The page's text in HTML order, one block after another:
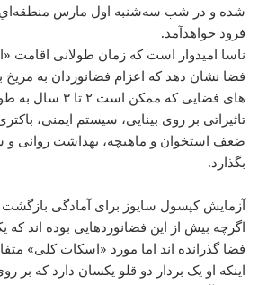
شده و در شب سه‌شنبه اول مارس منطقه‌اي
فرود خواهد‌آمد.
ناسا امیدوار است که زمان طولانی اقامت
فضا نشان دهد که اعزام فضانوردان به مریخ
های فضایی که ممکن
تاثیراتی بر روی بینایی، سیستم ایمنی،
ضعف استخوان و ماهیچه، بهداشت روانی و
بگذارد.
آزمایش کپسول سایوز برای آمادگی بازگشت
اگرچه بیش از این فضانوردهایی بوده اند که
فضا گذرانده اند اما مورد «اسکات کلی»
اینکه او یک بردار دو قلو یکسان دارد که بر